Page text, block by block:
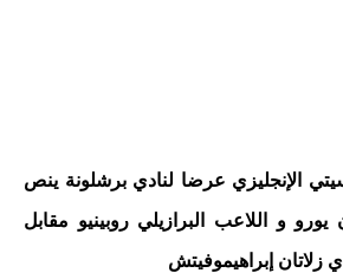
الإنجليزي عرضا لنادي برشلونة ينص
14 مليون يورو و اللاعب البرازيلي روبينيو مقابل
زلاتان إبراهيموفيتش